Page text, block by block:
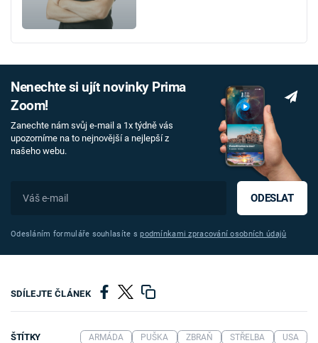
Nenechte si ujít novinky Prima
Zoom!
Zanechte nám svůj e-mail a 1x týdně vás
upozorníme na to nejnovější a nejlepší z
našeho webu.
ODESLAT
Odesláním formuláře souhlasíte spodmínkami zpracování osobních údajů
SDÍLEJTE ČLÁNEK
ŠTÍTKY ARMÁDA PUŠKA ZBRAŇ STŘELBA USA